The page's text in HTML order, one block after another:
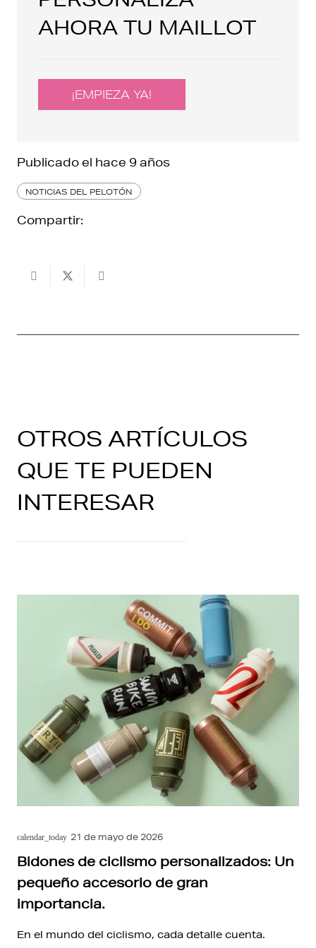
AHORA TU MAILLOT
¡EMPIEZA YA!
Publicado el hace 9 años
NOTICIAS DEL PELOTÓN
Compartir:
OTROS ARTÍCULOS
QUE TE PUEDEN
INTERESAR
calendar_today 21 de mayo de 2026
Bidones de ciclismo personalizados: Un
pequeño accesorio de gran
importancia.
En el mundo del ciclismo, cada detalle cuenta.